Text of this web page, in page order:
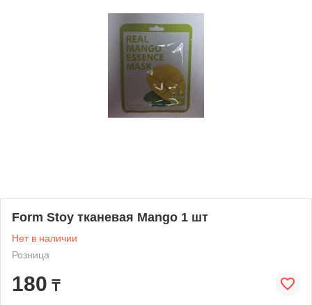
Form Stoy тканевая Mango 1 шт
Нет в наличии
Розница
180 ₸